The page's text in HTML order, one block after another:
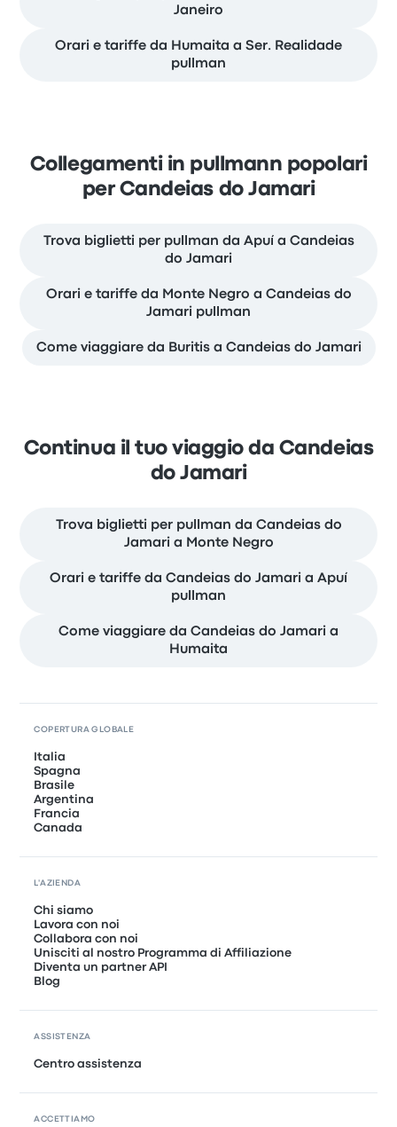
Janeiro
Orari e tariffe da Humaita a Ser. Realidade
pullman
Collegamenti in pullmann popolari
per Candeias do Jamari
Trova biglietti per pullman da Apuí a Candeias
do Jamari
Orari e tariffe da Monte Negro a Candeias do
Jamari pullman
Come viaggiare da Buritis a Candeias do Jamari
Continua il tuo viaggio da Candeias
do Jamari
Trova biglietti per pullman da Candeias do
Jamari a Monte Negro
Orari e tariffe da Candeias do Jamari a Apuí
pullman
Come viaggiare da Candeias do Jamari a
Humaita
COPERTURA GLOBALE
Italia
Spagna
Brasile
Argentina
Francia
Canada
L'AZIENDA
Chi siamo
Lavora con noi
Collabora con noi
Unisciti al nostro Programma di Affiliazione
Diventa un partner API
Blog
ASSISTENZA
Centro assistenza
ACCETTIAMO